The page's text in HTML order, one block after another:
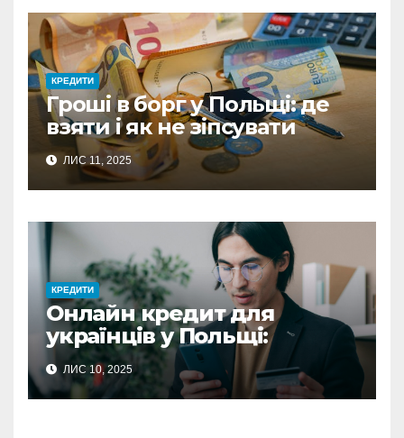
КРЕДИТИ
Гроші в борг у Польщі: де
взяти і як не зіпсувати
стосунки
ЛИС 11, 2025
КРЕДИТИ
Онлайн кредит для
українців у Польщі:
повний гайд з отримання
фінансової підтримки
ЛИС 10, 2025